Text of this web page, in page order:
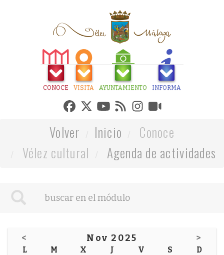
CONOCE VISITA AYUNTAMIENTO INFORMA
Volver Inicio
Conoce
Vélez cultural
Agenda de actividades
< Nov 2025 >
L M X J V S D